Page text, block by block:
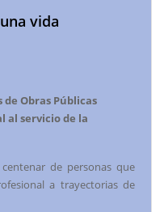
vida
de Obras Públicas
al servicio de la
de personas que
a trayectorias de